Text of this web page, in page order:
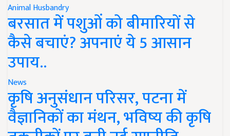
Animal Husbandry
बरसात में पशुओं को बीमारियों से
कैसे बचाएं? अपनाएं ये 5 आसान
उपाय..
News
कृषि अनुसंधान परिसर, पटना में
वैज्ञानिकों का मंथन, भविष्य की कृषि